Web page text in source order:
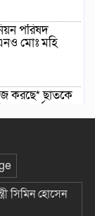
পরিষদ
মোঃ মহি
করছে* ছাতকে
সংঘর্ষের
সংবাদ
মেম্বার
প্রতিবাদ
সিমিন হোসেন